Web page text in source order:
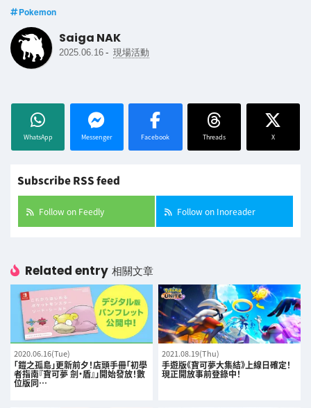
Pokemon
Saiga NAK
2025.06.16 - 現場活動
WhatsApp Messenger Facebook Threads X
Subscribe RSS feed
Follow on Feedly Follow on Inoreader
Related entry 相關文章
2020.06.16(Tue)
「鎧之孤島」更新前夕！店頭手冊「初學
者指南『寶可夢 劍・盾』」開始發放！數
位版同…
2021.08.19(Thu)
手遊版《寶可夢大集結》上線日確定！
現正開放事前登錄中！